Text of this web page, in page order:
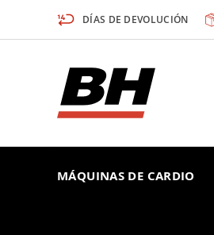
al
contenido
DÍAS DE DEVOLUCIÓN
MÁQUINAS DE CARDIO